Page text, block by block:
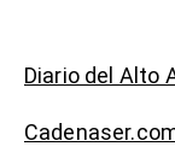
Diario del Alto